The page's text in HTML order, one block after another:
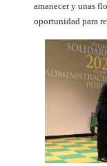
amanecer y unas
oportunidad para